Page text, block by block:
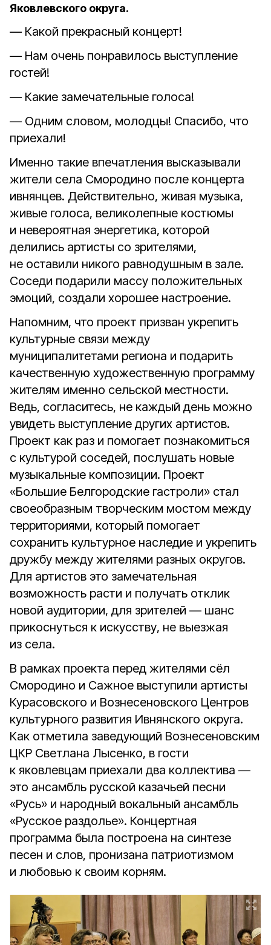
Яковлевского округа.
— Какой прекрасный концерт!
— Нам очень понравилось выступление
гостей!
— Какие замечательные голоса!
— Одним словом, молодцы! Спасибо, что
приехали!
Именно такие впечатления высказывали
жители села Смородино после концерта
ивнянцев. Действительно, живая музыка,
живые голоса, великолепные костюмы
и невероятная энергетика, которой
делились артисты со зрителями,
не оставили никого равнодушным в зале.
Соседи подарили массу положительных
эмоций, создали хорошее настроение.
Напомним, что проект призван укрепить
культурные связи между
муниципалитетами региона и подарить
качественную художественную программу
жителям именно сельской местности.
Ведь, согласитесь, не каждый день можно
увидеть выступление других артистов.
Проект как раз и помогает познакомиться
с культурой соседей, послушать новые
музыкальные композиции. Проект
«Большие Белгородские гастроли» стал
своеобразным творческим мостом между
территориями, который помогает
сохранить культурное наследие и укрепить
дружбу между жителями разных округов.
Для артистов это замечательная
возможность расти и получать отклик
новой аудитории, для зрителей — шанс
прикоснуться к искусству, не выезжая
из села.
В рамках проекта перед жителями сёл
Смородино и Сажное выступили артисты
Курасовского и Вознесеновского Центров
культурного развития Ивнянского округа.
Как отметила заведующий Вознесеновским
ЦКР Светлана Лысенко, в гости
к яковлевцам приехали два коллектива —
это ансамбль русской казачьей песни
«Русь» и народный вокальный ансамбль
«Русское раздолье». Концертная
программа была построена на синтезе
песен и слов, пронизана патриотизмом
и любовью к своим корням.